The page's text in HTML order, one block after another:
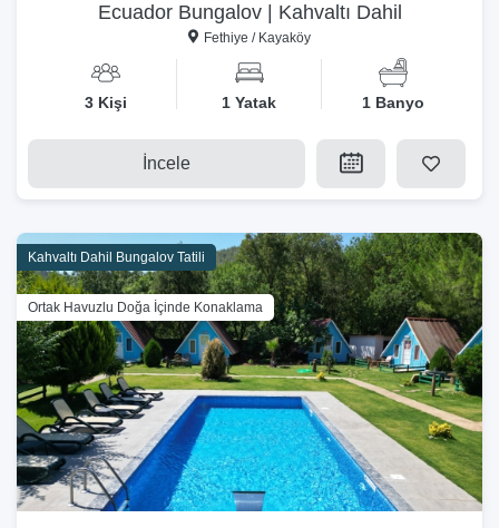
Ecuador Bungalov | Kahvaltı Dahil
Fethiye / Kayaköy
3 Kişi 1 Yatak 1 Banyo
İncele
Kahvaltı Dahil Bungalov Tatili
Ortak Havuzlu Doğa İçinde Konaklama